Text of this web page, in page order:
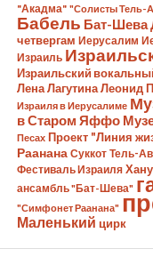
"Акадма" "Солисты Тель-
Бабель Бат-Шева
четвергам Иерусалим
Израиль
Израильский
Лена Лагутина Леонид
Израиля в Иерусалиме
в Старом Яффо
Песах Проект "Линия
Раанана Суккот Тель-
Фестиваль Израиля
ансамбль "Бат-Шева"
"Симфонет Раанана"
Маленький цирк